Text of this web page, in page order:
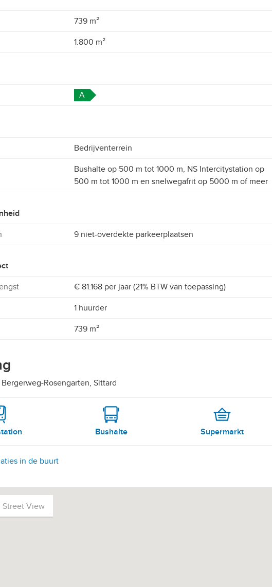
739 m²
1.800 m²
A
Bedrijventerrein
Bushalte op 500 m tot 1000 m, NS Intercitystation op
500 m tot 1000 m en snelwegafrit op 5000 m of meer
9 niet-overdekte parkeerplaatsen
€ 81.168 per jaar (21% BTW van toepassing)
1 huurder
739 m²
Rosengarten, Sittard
Bushalte Supermarkt
in de buurt
Street View